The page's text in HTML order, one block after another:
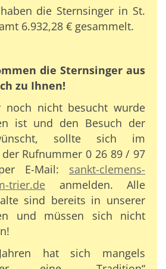
die Sternsinger in St.
6.932,28 € gesammelt.
die Sternsinger aus
zu Ihnen!
noch nicht besucht wurde
ist und den Besuch der
sollte sich im
Rufnummer 0 26 89 / 97
E-Mail: sankt-clemens-
trier.de anmelden. Alle
sind bereits in unserer
und müssen sich nicht
hat sich mangels